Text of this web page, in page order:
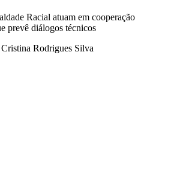
Racial atuam em cooperação
prevê diálogos técnicos
Rodrigues Silva